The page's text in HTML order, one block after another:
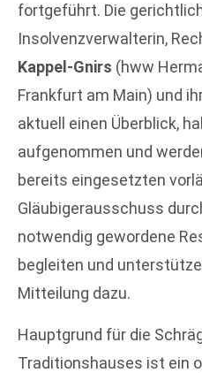
fortgeführt. Die
Insolvenzverwalterin,
Kappel-Gnirs (hww
Frankfurt am Main) und
aktuell einen Überblick,
aufgenommen und
bereits eingesetzten
Gläubigerausschuss
notwendig gewordene
begleiten und
Mitteilung dazu.
Hauptgrund für die
Traditionshauses ist ein